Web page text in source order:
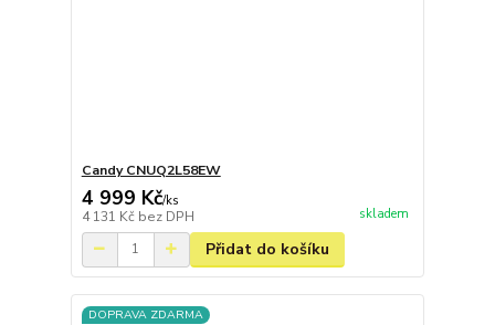
Candy CNUQ2L58EW
4 999 Kč/ks
4 131 Kč bez DPH skladem
Přidat do košíku
DOPRAVA ZDARMA